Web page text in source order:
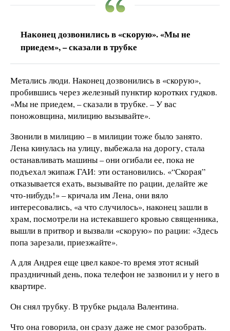
Наконец дозвонились в «скорую». «Мы не
приедем», – сказали в трубке
Метались люди. Наконец дозвонились в «скорую»,
пробившись через железный пунктир коротких гудков.
«Мы не приедем, – сказали в трубке. – У вас
поножовщина, милицию вызывайте».
Звонили в милицию – в милиции тоже было занято.
Лена кинулась на улицу, выбежала на дорогу, стала
останавливать машины – они огибали ее, пока не
подъехал экипаж ГАИ: эти остановились. «“Скорая”
отказывается ехать, вызывайте по рации, делайте же
что-нибудь!» – кричала им Лена, они вяло
интересовались, «а что случилось», наконец зашли в
храм, посмотрели на истекавшего кровью священника,
вышли в притвор и вызвали «скорую» по рации: «Здесь
попа зарезали, приезжайте».
А для Андрея еще цвел какое-то время этот ясный
праздничный день, пока телефон не зазвонил и у него в
квартире.
Он снял трубку. В трубке рыдала Валентина.
Что она говорила, он сразу даже не смог разобрать.